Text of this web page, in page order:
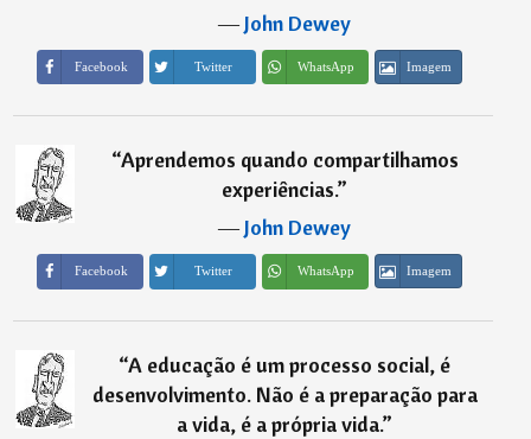
―John Dewey
Facebook Twitter WhatsApp Imagem
“Aprendemos quando compartilhamos
experiências.”
―John Dewey
Facebook Twitter WhatsApp Imagem
“A educação é um processo social, é
desenvolvimento. Não é a preparação para
a vida, é a própria vida.”